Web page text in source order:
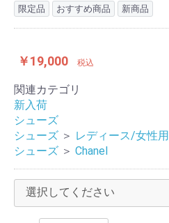
限定品 おすすめ商品 新商品
￥19,000 税込
関連カテゴリ
新入荷
シューズ
シューズ ＞ レディース/女性用
シューズ ＞ Chanel